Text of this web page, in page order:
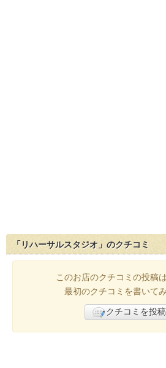
「リハーサルスタジオ」のクチコミ
このお店のクチコミの投稿
最初のクチコミを書いて
クチコミを投